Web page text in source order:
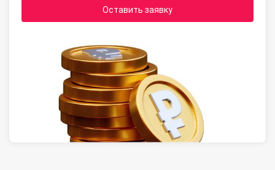
Оставить заявку